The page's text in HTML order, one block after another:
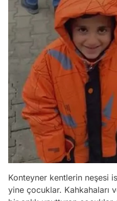
Konteyner kentlerin neşesi
yine çocuklar. Kahkahaları